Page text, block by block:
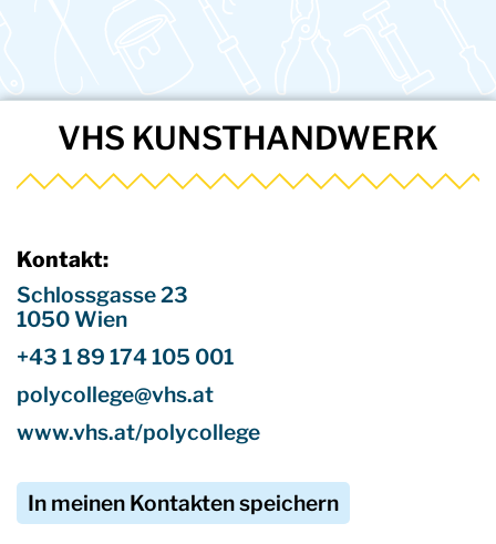
VHS KUNSTHANDWERK
Kontakt:
Schlossgasse 23
1050 Wien
+43 1 89 174 105 001
polycollege@vhs.at
www.vhs.at/polycollege
In meinen Kontakten speichern